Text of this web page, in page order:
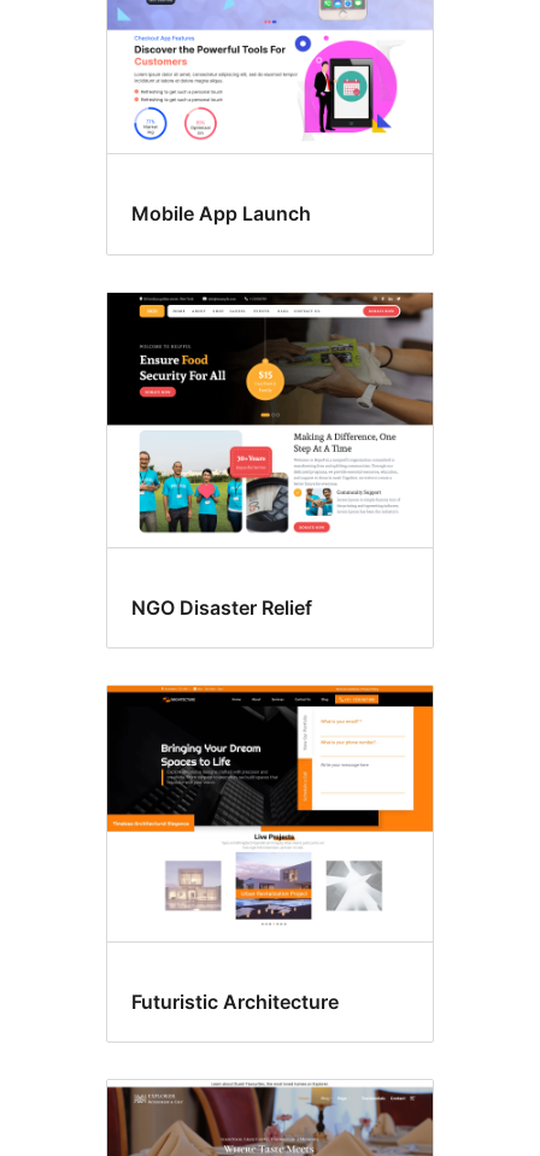
Mobile App Launch
NGO Disaster Relief
Futuristic Architecture